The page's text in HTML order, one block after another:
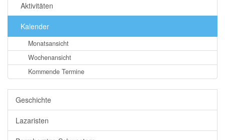
Aktivitäten
Kalender
Monatsansicht
Wochenansicht
Kommende Termine
Geschichte
Lazaristen